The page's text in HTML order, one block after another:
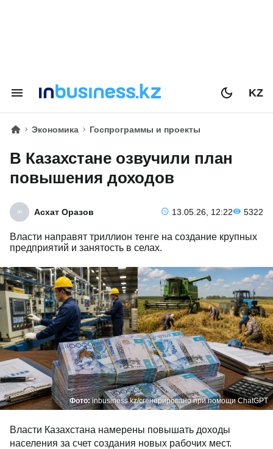
KZ
Экономика Госпрограммы и проекты
В Казахстане озвучили план
повышения доходов
Асхат Оразов 13.05.26, 12:22 5322
Власти направят триллион тенге на создание крупных
предприятий и занятость в селах.
Фото:inbusiness.kz/сгенерировано при помощи ChatGPT
Власти Казахстана намерены повышать доходы
населения за счет создания новых рабочих мест.